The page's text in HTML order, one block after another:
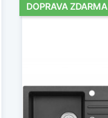
DOPRAVA ZDARMA